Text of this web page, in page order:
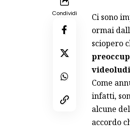
Condividi Ci sono
ormai
sciopero
Come
infatti,
alcune
accordo